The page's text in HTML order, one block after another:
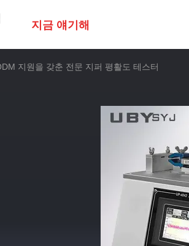
지금 얘기해
지원을 갖춘 전문 지퍼 평활도 테스터